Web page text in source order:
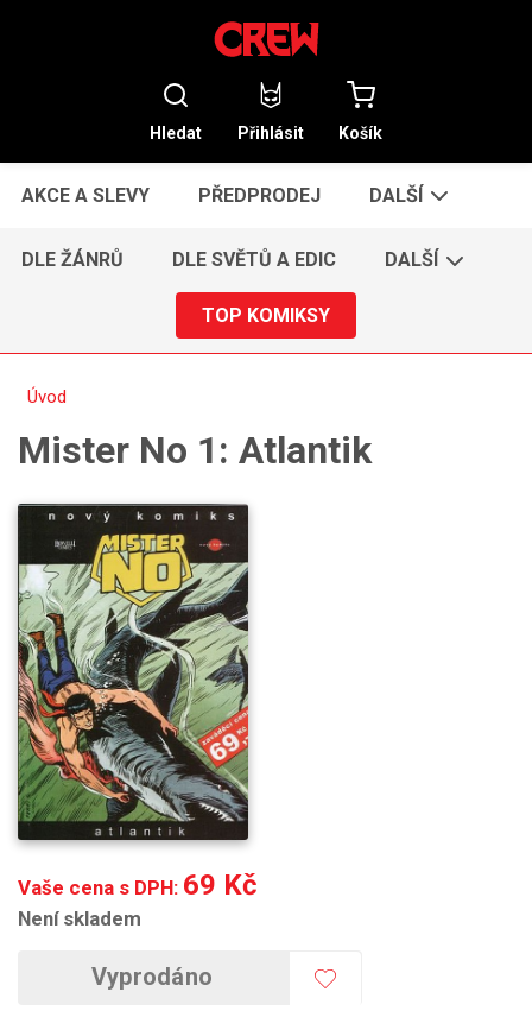
Hledat Přihlásit Košík
AKCE A SLEVY PŘEDPRODEJ DALŠÍ
DLE ŽÁNRŮ DLE SVĚTŮ A EDIC DALŠÍ
TOP KOMIKSY
Úvod
Mister No 1: Atlantik
Vaše cena s DPH: 69 Kč
Není skladem
Vyprodáno